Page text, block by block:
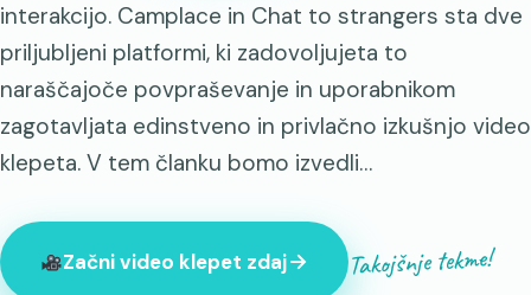
interakcijo. Camplace in Chat to strangers sta dve
priljubljeni platformi, ki zadovoljujeta to
naraščajoče povpraševanje in uporabnikom
zagotavljata edinstveno in privlačno izkušnjo video
klepeta. V tem članku bomo izvedli…
Začni video klepet zdaj Takojšnje tekme!